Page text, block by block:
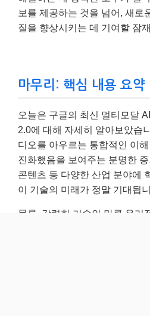
진화했음을 보여주는 분명한
콘텐츠 등 다양한 산업 분야에
이 기술의 미래가 정말 기대됩니
에 긍정적인 영향을 미치기 위
이 글이 여러분의 AI에 대한 이
되었기를 바랍니다. 더 궁금한
봐주세요~ 😊